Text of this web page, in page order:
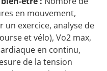
en mouvement,
un exercice, analyse de
et vélo), Vo2 max,
en continu,
de la tension